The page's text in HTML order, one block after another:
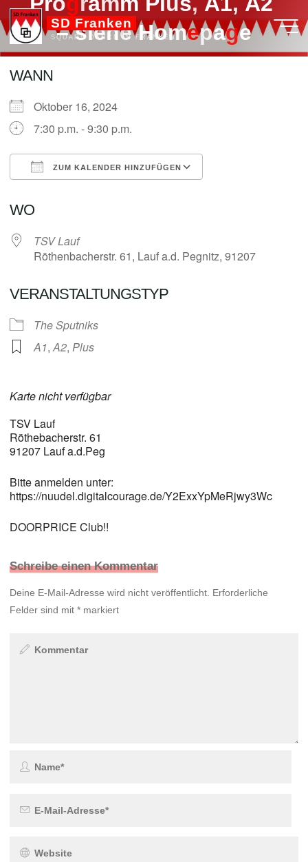
Zum
Inhalt
springen
SD Franken
SQUARE DANCE IN FRANKEN
– siehe Home
epag
ge
WANN
Oktober 16, 2024
7:30 p.m. - 9:30 p.m.
ZUM KALENDER HINZUFÜGEN
WO
TSV Lauf
Röthenbacherstr. 61, Lauf a.d. Pegnitz, 91207
VERANSTALTUNGSTYP
The Sputniks
A1,A2,Plus
Karte nicht verfügbar
TSV Lauf
Röthebacherstr. 61
91207 Lauf a.d.Peg
Bitte anmelden unter:
https://nuudel.digitalcourage.de/Y2ExxYpMeRjwy3Wc
DOORPRICE Club!!
Schreibe einen Kommentar
Deine E-Mail-Adresse wird nicht veröffentlicht. Erforderliche
Felder sind mit* markiert